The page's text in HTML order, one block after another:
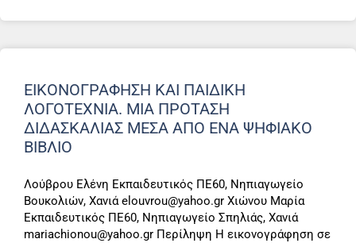
ΕΙΚΟΝΟΓΡΆΦΗΣΗ ΚΑΙ ΠΑΙΔΙΚΉ
ΛΟΓΟΤΕΧΝΊΑ. ΜΙΑ ΠΡΌΤΑΣΗ
ΔΙΔΑΣΚΑΛΊΑΣ ΜΈΣΑ ΑΠΌ ΈΝΑ ΨΗΦΙΑΚΌ
ΒΙΒΛΊΟ
Λούβρου Ελένη Εκπαιδευτικός ΠΕ60, Νηπιαγωγείο
Βουκολιών, Χανιά elouvrou@yahoo.gr Χιώνου Μαρία
Εκπαιδευτικός ΠΕ60, Νηπιαγωγείο Σπηλιάς, Χανιά
mariachionou@yahoo.gr Περίληψη Η εικονογράφηση σε